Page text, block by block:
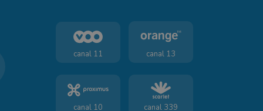
canal 11 canal 13
canal 10 canal 339